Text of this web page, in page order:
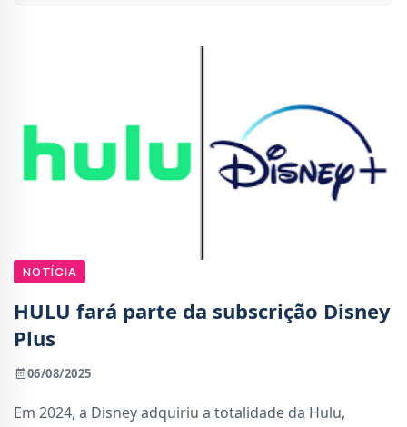
NOTÍCIA
HULU fará parte da subscrição Disney
Plus
06/08/2025
Em 2024, a Disney adquiriu a totalidade da Hulu,